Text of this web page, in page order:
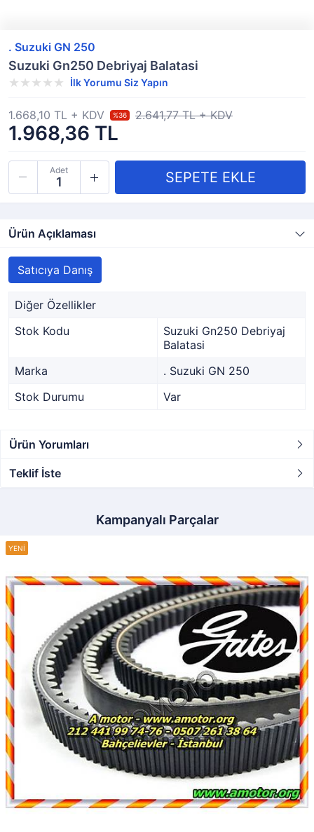
. Suzuki GN 250
Suzuki Gn250 Debriyaj Balatasi
İlk Yorumu Siz Yapın
1.968,36 TL
1.668,10 TL + KDV %36 2.641,77 TL + KDV
Adet
Ürün Açıklaması
Satıcıya Danış
Diğer Özellikler
Stok Kodu
Suzuki Gn250 Debriyaj
Balatasi
Marka
. Suzuki GN 250
Stok Durumu
Var
Ürün Yorumları
Teklif İste
Kampanyalı Parçalar